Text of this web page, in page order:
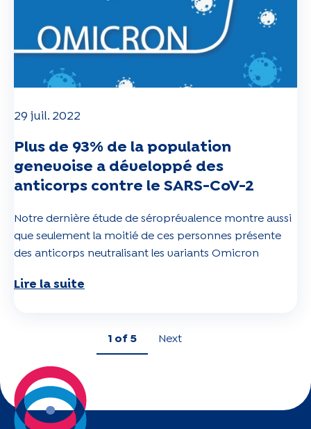
29 juil. 2022
Plus de 93% de la population
genevoise a développé des
anticorps contre le SARS-CoV-2
Notre dernière étude de séroprévalence montre aussi
que seulement la moitié de ces personnes présente
des anticorps neutralisant les variants Omicron
Lire la suite
1 of 5 Next